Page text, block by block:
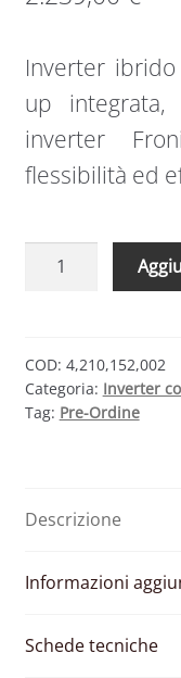
Inverter
up integrata,
inverter
flessibilità ed
Fronius
–
ibrido
trifase
–
kW
quantità
COD: 4,210,152,002
Categoria: Inverter
Tag: Pre-Ordine
Descrizione
Informazioni
Schede tecniche